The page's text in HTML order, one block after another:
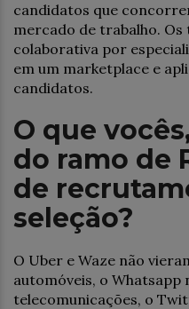
candidatos que
mercado de trabalho.
colaborativa por
em um marketplace e
candidatos.
O que
do ramo de
de
seleção?
O Uber e Waze não
automóveis, o Whatsapp
telecomunicações, o